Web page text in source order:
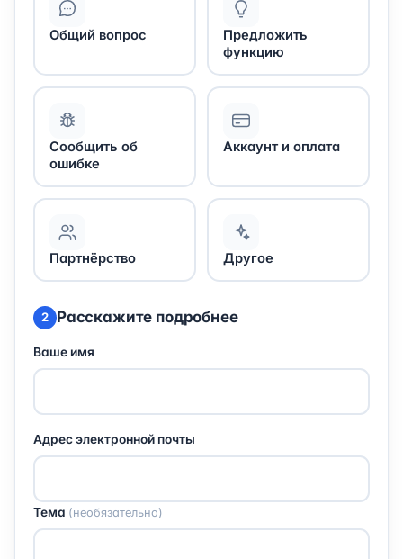
Общий вопрос
Предложить
функцию
Сообщить об
ошибке
Аккаунт и оплата
Партнёрство Другое
2 Расскажите подробнее
Ваше имя
Адрес электронной почты
Тема (необязательно)